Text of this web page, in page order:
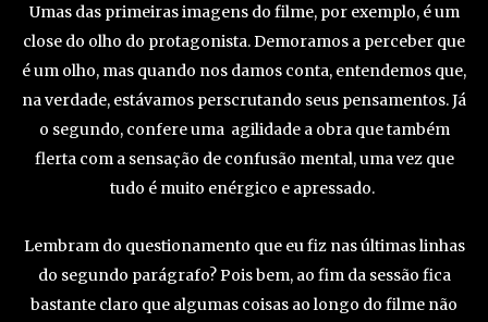
Umas das primeiras imagens do filme, por exemplo, é um
close do olho do protagonista. Demoramos a perceber que
é um olho, mas quando nos damos conta, entendemos que,
na verdade, estávamos perscrutando seus pensamentos. Já
o segundo, confere uma agilidade a obra que também
flerta com a sensação de confusão mental, uma vez que
tudo é muito enérgico e apressado.
Lembram do questionamento que eu fiz nas últimas linhas
do segundo parágrafo? Pois bem, ao fim da sessão fica
bastante claro que algumas coisas ao longo do filme não